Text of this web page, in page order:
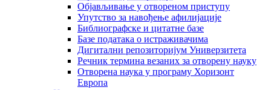
Објављивање у отвореном приступу
Упутство за навођење афилијације
Библиографске и цитатне базе
Базе података о истраживачима
Дигитални репозиторијум Универзитета
Рeчник термина везаних за отворену науку
Отворена наука у програму Хоризонт
Европа